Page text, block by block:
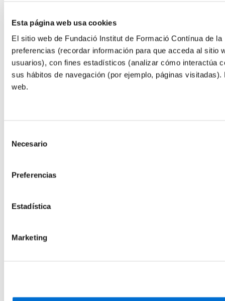
Esta página web usa cookies
El sitio web de Fundació Institut de Formació Contínua de
preferencias (recordar información para que acceda al
usuarios), con fines estadísticos (analizar cómo interactúa
sus hábitos de navegación (por ejemplo, páginas
web.
Necesario
Preferencias
Estadística
Marketing